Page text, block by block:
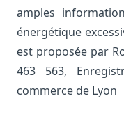
amples
énergétique
est proposée par
463 563,
commerce de Lyon